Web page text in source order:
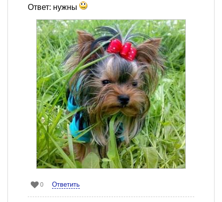
Ответ: нужны
0 Ответить